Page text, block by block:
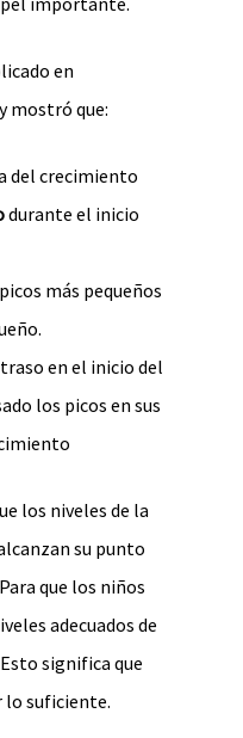
en
mostró que:
del crecimiento
durante el inicio
más pequeños
en el inicio del
los picos en sus
los niveles de la
su punto
que los niños
adecuados de
significa que
lo suficiente.